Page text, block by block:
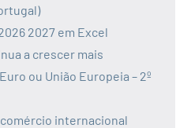
2027 em Excel
a crescer mais
ou União Europeia – 2º
internacional